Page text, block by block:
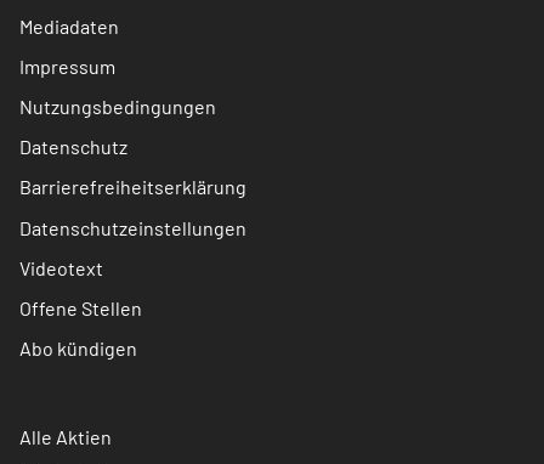
Mediadaten
Impressum
Nutzungsbedingungen
Datenschutz
Barrierefreiheitserklärung
Datenschutzeinstellungen
Videotext
Offene Stellen
Abo kündigen
Alle Aktien